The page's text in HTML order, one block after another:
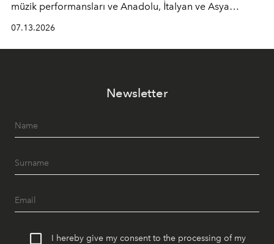
müzik performansları ve Anadolu, İtalyan ve Asya
devam ediyor.
07.13.2026
Newsletter
I hereby give my consent to the processing of my